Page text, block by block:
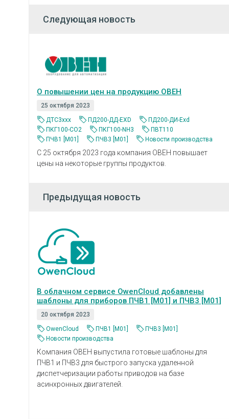
Следующая новость
О повышении цен на продукцию ОВЕН
25 октября 2023
ДТС3ххх
ПД200-ДД-EXD
ПД200-ДИ-Exd
ПКГ100-CO2
ПКГ100-NH3
ПВТ110
ПЧВ1 [М01]
ПЧВ3 [М01] Новости производства
С 25 октября 2023 года компания ОВЕН повышает
цены на некоторые группы продуктов.
Предыдущая новость
В облачном сервисе OwenCloud добавлены
шаблоны для приборов ПЧВ1 [М01] и ПЧВ3 [М01]
20 октября 2023
OwenCloud
ПЧВ1 [М01]
ПЧВ3 [М01]
Новости производства
Компания ОВЕН выпустила готовые шаблоны для
ПЧВ1 и ПЧВ3 для быстрого запуска удаленной
диспетчеризации работы приводов на базе
асинхронных двигателей.